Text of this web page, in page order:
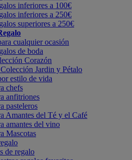
inferiores a 100€
inferiores a 250€
superiores a 250€
cualquier ocasión
de boda
Corazón
Jardin y Pétalo
estilo de vida
chefs
anfitriones
pasteleros
Amantes del Té y el Café
amantes del vino
Mascotas
de regalo